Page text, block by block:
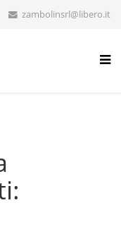
zambolinsrl@libero.it